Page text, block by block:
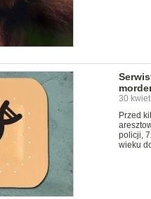
30
Przed
policji,
wieku